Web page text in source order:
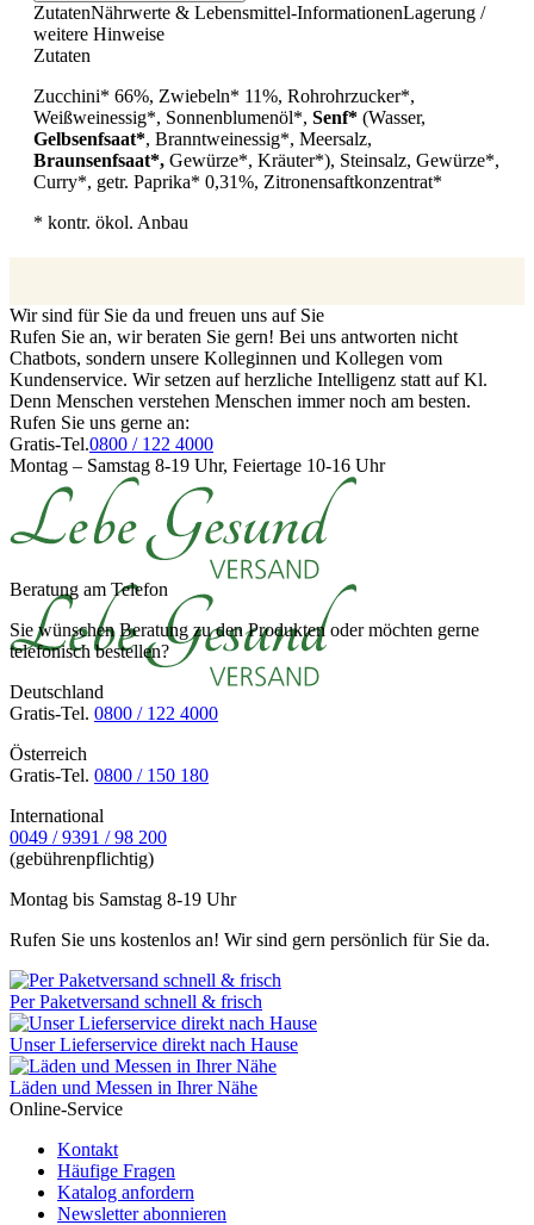
ZutatenNährwerte & Lebensmittel-InformationenLagerung /
weitere Hinweise
Zutaten
Zucchini* 66%, Zwiebeln* 11%, Rohrohrzucker*,
Weißweinessig*, Sonnenblumenöl*, Senf* (Wasser,
Gelbsenfsaat*, Branntweinessig*, Meersalz,
Braunsenfsaat*, Gewürze*, Kräuter*), Steinsalz, Gewürze*,
Curry*, getr. Paprika* 0,31%, Zitronensaftkonzentrat*
* kontr. ökol. Anbau
Wir sind für Sie da und freuen uns auf Sie
Rufen Sie an, wir beraten Sie gern! Bei uns antworten nicht
Chatbots, sondern unsere Kolleginnen und Kollegen vom
Kundenservice. Wir setzen auf herzliche Intelligenz statt auf Kl.
Denn Menschen verstehen Menschen immer noch am besten.
Rufen Sie uns gerne an:
Gratis-Tel.0800 / 122 4000
Montag – Samstag 8-19 Uhr, Feiertage 10-16 Uhr
Beratung am Telefon
Sie wünschen Beratung zu den Produkten oder möchten gerne
telefonisch bestellen?
Deutschland
Gratis-Tel. 0800 / 122 4000
Österreich
Gratis-Tel. 0800 / 150 180
International
0049 / 9391 / 98 200
(gebührenpflichtig)
Montag bis Samstag 8-19 Uhr
Rufen Sie uns kostenlos an! Wir sind gern persönlich für Sie da.
Per Paketversand schnell & frisch
Unser Lieferservice direkt nach Hause
Läden und Messen in Ihrer Nähe
Online-Service
Kontakt
Häufige Fragen
Katalog anfordern
Newsletter abonnieren